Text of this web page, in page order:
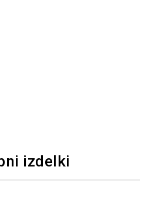
izdelki